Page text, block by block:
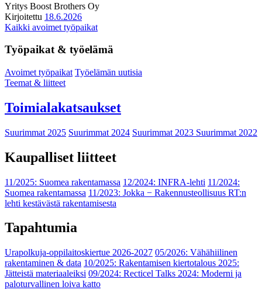
Yritys Boost Brothers Oy
Kirjoitettu 18.6.2026
Kaikki avoimet työpaikat
Työpaikat & työelämä
Avoimet työpaikat Työelämän uutisia
Teemat & liitteet
Toimialakatsaukset
Suurimmat 2025 Suurimmat 2024 Suurimmat 2023 Suurimmat 2022
Kaupalliset liitteet
11/2025: Suomea rakentamassa 12/2024: INFRA-lehti 11/2024:
Suomea rakentamassa 11/2023: Jokka − Rakennusteollisuus RT:n
lehti kestävästä rakentamisesta
Tapahtumia
Urapolkuja-oppilaitoskiertue 2026-2027 05/2026: Vähähiilinen
rakentaminen & data 10/2025: Rakentamisen kiertotalous 2025:
Jätteistä materiaaleiksi 09/2024: Recticel Talks 2024: Moderni ja
paloturvallinen loiva katto